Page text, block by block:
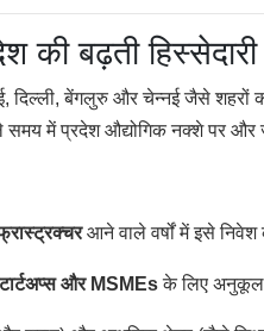
की बढ़ती हिस्सेदारी
दिल्ली, बेंगलुरु और चेन्नई जैसे
समय में प्रदेश औद्योगिक नक्शे पर और
आने वाले वर्षों में इसे
और MSMEsके लिए अनुकूल